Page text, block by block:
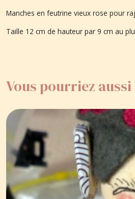
Manches en feutrine vieux rose pour
Taille 12 cm de hauteur par 9 cm au
Vous pourriez